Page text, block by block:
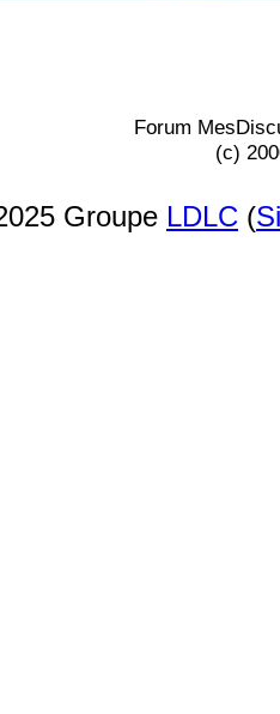
Forum
(c)
Groupe LDLC (